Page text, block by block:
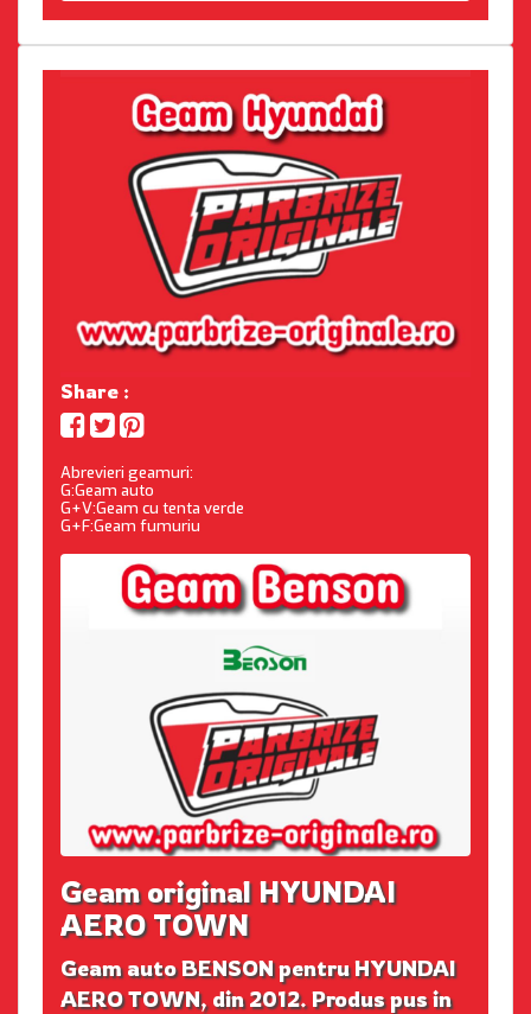
Share :
Abrevieri geamuri:
G:Geam auto
G+V:Geam cu tenta verde
G+F:Geam fumuriu
Geam original HYUNDAI
AERO TOWN
Geam auto BENSON pentru HYUNDAI
AERO TOWN, din 2012. Produs pus in